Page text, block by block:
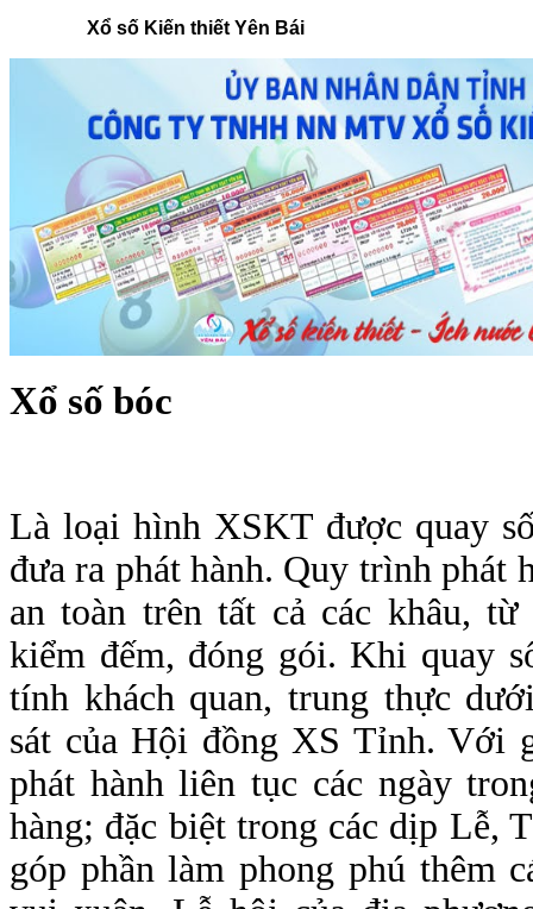
Xổ số Kiến thiết Yên Bái
Xổ số bóc
Là loại hình XSKT được quay
đưa ra phát hành. Quy trình phát
an toàn trên tất cả các khâu,
kiểm đếm, đóng gói. Khi quay
tính khách quan, trung thực
sát của Hội đồng XS Tỉnh. Với
phát hành liên tục các ngày
hàng; đặc biệt trong các dịp Lễ,
góp phần làm phong phú thêm